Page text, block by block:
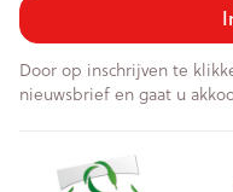
Door op inschrijven te
nieuwsbrief en gaat u